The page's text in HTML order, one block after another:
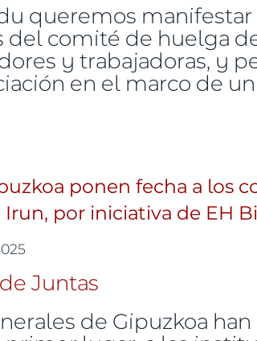
queremos
del comité de huelga
y trabajadoras, y
en el marco de
por el Comité de huelga
ponen fecha a los
por iniciativa de EH
de Gipuzkoa